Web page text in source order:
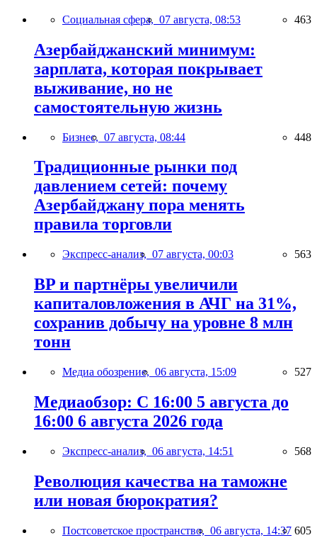
Социальная сфера, 07 августа, 08:53 463
Азербайджанский минимум:
зарплата, которая покрывает
выживание, но не
самостоятельную жизнь
Бизнес, 07 августа, 08:44 448
Традиционные рынки под
давлением сетей: почему
Азербайджану пора менять
правила торговли
Экспресс-анализ, 07 августа, 00:03 563
BP и партнёры увеличили
капиталовложения в АЧГ на 31%,
сохранив добычу на уровне 8 млн
тонн
Медиа обозрение, 06 августа, 15:09 527
Медиаобзор: С 16:00 5 августа до
16:00 6 августа 2026 года
Экспресс-анализ, 06 августа, 14:51 568
Революция качества на таможне
или новая бюрократия?
Постсоветское пространство, 06 августа, 14:37 605